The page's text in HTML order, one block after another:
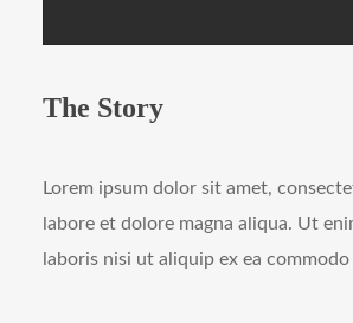
The Story
Lorem ipsum dolor sit amet,
labore et dolore magna aliqua. Ut
laboris nisi ut aliquip ex ea